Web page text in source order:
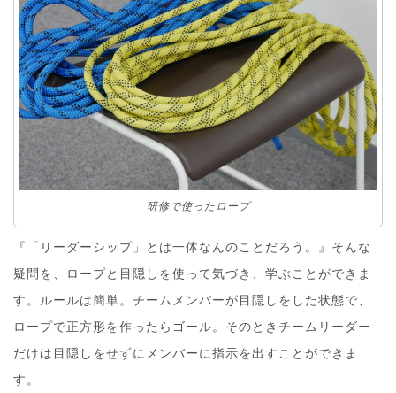
研修で使ったロープ
『「リーダーシップ」とは一体なんのことだろう。』そんな
疑問を、ロープと目隠しを使って気づき、学ぶことができま
す。ルールは簡単。チームメンバーが目隠しをした状態で、
ロープで正方形を作ったらゴール。そのときチームリーダー
だけは目隠しをせずにメンバーに指示を出すことができま
す。